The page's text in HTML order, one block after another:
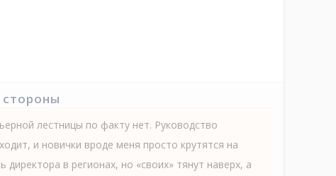
лестницы по факту нет. Руководство
и новички вроде меня просто крутятся на
директора в регионах, но «своих» тянут наверх, а